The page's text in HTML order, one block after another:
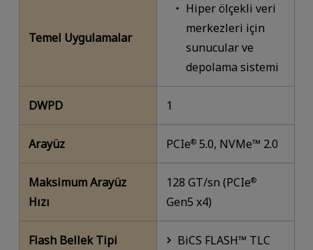
Temel Uygulamalar
Hiper ölçekli veri
merkezleri için
sunucular ve
depolama sistemi
DWPD 1
Arayüz PCIe® 5.0, NVMe™ 2.0
Maksimum Arayüz
Hızı
128 GT/sn (PCIe®
Gen5 x4)
Flash Bellek Tipi BiCS FLASH™ TLC